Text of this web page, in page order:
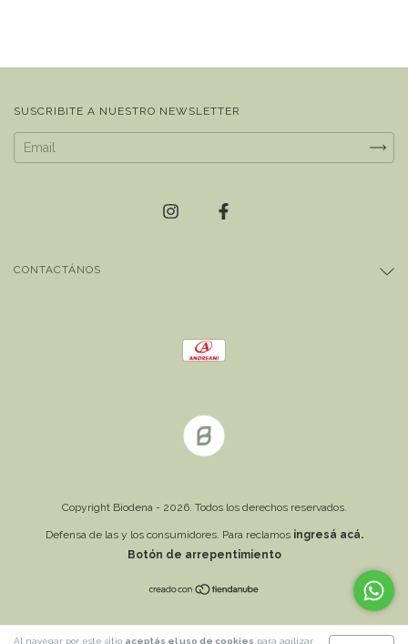
Al navegar por este sitio aceptás el uso de cookies para agilizar
SUSCRIBITE A NUESTRO NEWSLETTER
CONTACTÁNOS
Copyright Biodena - 2026. Todos los derechos reservados.
Defensa de las y los consumidores. Para reclamos ingresá acá.
Botón de arrepentimiento